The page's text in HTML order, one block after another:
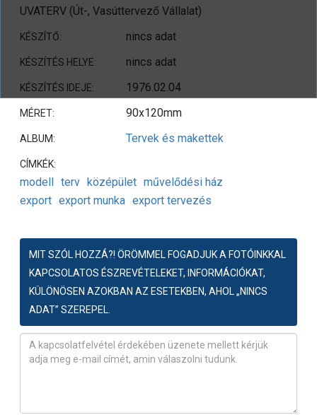
UVATERV (Út-, Vasúttervező Vállalat)
KÉSZÍTŐ: nincs adat
KÉSZÍTÉS HELYE: nincs adat
KÉSZÍTÉS IDEJE: 1976.02.04
MÉRET: 90x120mm
ALBUM: Tervek és makettek
CÍMKÉK:
modell terv középület művelődési ház
export export munka export tervezés
MIT SZÓL HOZZÁ?! ÖRÖMMEL FOGADJUK A FOTÓINKKAL
KAPCSOLATOS ÉSZREVÉTELEKET, INFORMÁCIÓKAT,
KÜLÖNÖSEN AZOKBAN AZ ESETEKBEN, AHOL „NINCS
ADAT” SZEREPEL.